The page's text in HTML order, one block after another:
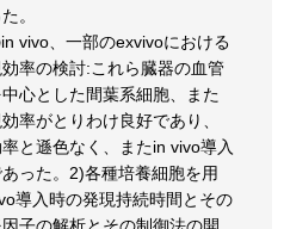
。
vivo、一部のexvivoにおける
率の検討:これら臓器の血管
心とした間葉系細胞、また
率がとりわけ良好であり、
と遜色なく、またin vivo導入
った。2)各種培養細胞を用
導入時の発現持続時間とその